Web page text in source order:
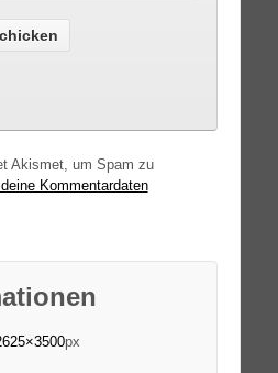
Akismet, um Spam zu
Kommentardaten
px